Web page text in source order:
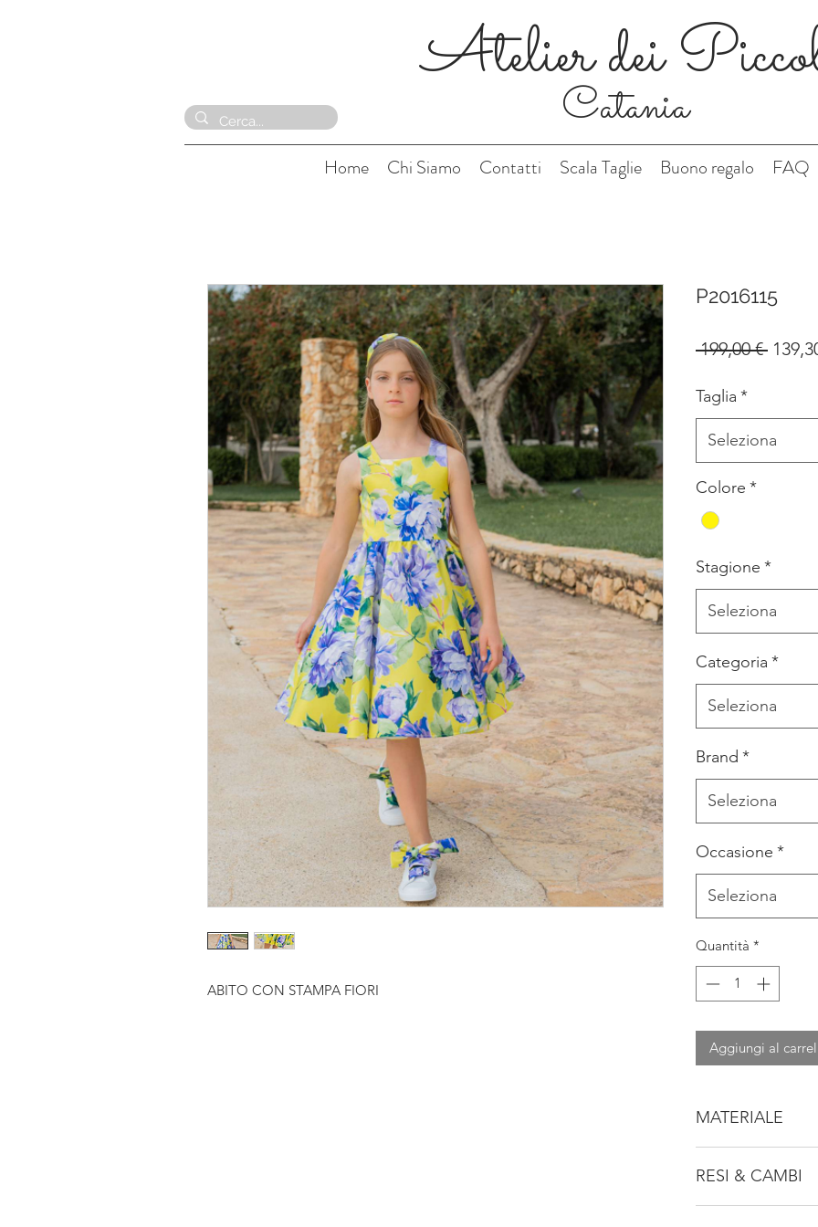
Atelier dei
Catania
Home Chi Siamo Contatti Scala Taglie Buono regalo FAQ
ABITO CON STAMPA FIORI
P2016115
199,00 €
Taglia *
Seleziona
Colore *
Stagione *
Seleziona
Categoria *
Seleziona
Brand *
Seleziona
Occasione *
Seleziona
Quantità *
Aggiungi al
MATERIALE
RESI & CAMBI